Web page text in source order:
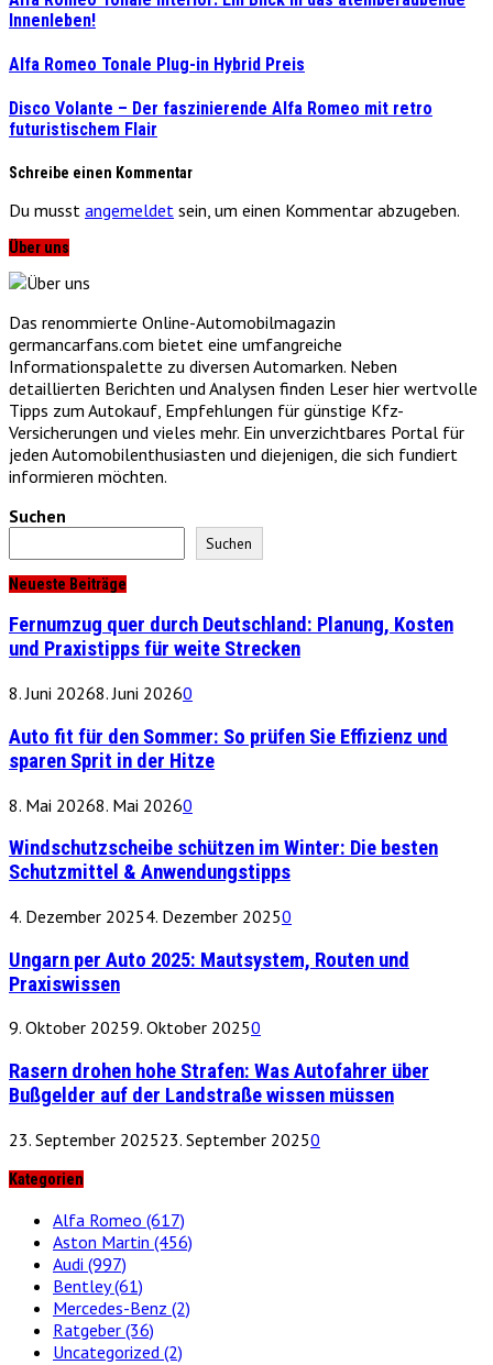
Innenleben!
Alfa Romeo Tonale Plug-in Hybrid Preis
Disco Volante – Der faszinierende Alfa Romeo mit retro
futuristischem Flair
Schreibe einen Kommentar
Du musst angemeldet sein, um einen Kommentar abzugeben.
Über uns
Das renommierte Online-Automobilmagazin
germancarfans.com bietet eine umfangreiche
Informationspalette zu diversen Automarken. Neben
detaillierten Berichten und Analysen finden Leser hier wertvolle
Tipps zum Autokauf, Empfehlungen für günstige Kfz-
Versicherungen und vieles mehr. Ein unverzichtbares Portal für
jeden Automobilenthusiasten und diejenigen, die sich fundiert
informieren möchten.
Suchen
Suchen
Neueste Beiträge
Fernumzug quer durch Deutschland: Planung, Kosten
und Praxistipps für weite Strecken
8. Juni 20268. Juni 20260
Auto fit für den Sommer: So prüfen Sie Effizienz und
sparen Sprit in der Hitze
8. Mai 20268. Mai 20260
Windschutzscheibe schützen im Winter: Die besten
Schutzmittel & Anwendungstipps
4. Dezember 20254. Dezember 20250
Ungarn per Auto 2025: Mautsystem, Routen und
Praxiswissen
9. Oktober 20259. Oktober 20250
Rasern drohen hohe Strafen: Was Autofahrer über
Bußgelder auf der Landstraße wissen müssen
23. September 202523. September 20250
Kategorien
Alfa Romeo (617)
Aston Martin (456)
Audi (997)
Bentley(61)
Mercedes-Benz (2)
Ratgeber (36)
Uncategorized (2)